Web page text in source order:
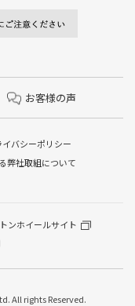
お客様の声
イバシーポリシー
弊社取組について
ンホイールサイト
All rights Reserved.
/オイル交換/その他
ローク契約会員の